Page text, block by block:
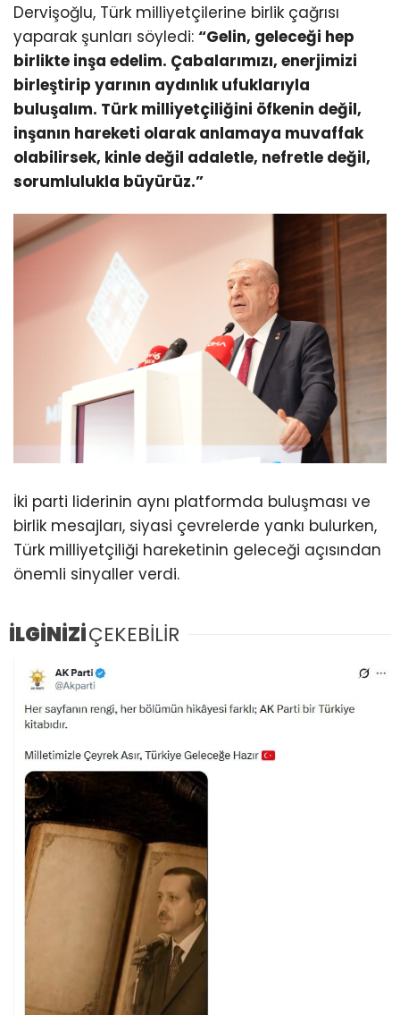
Dervişoğlu, Türk milliyetçilerine birlik çağrısı
yaparak şunları söyledi: “Gelin, geleceği hep
birlikte inşa edelim. Çabalarımızı, enerjimizi
birleştirip yarının aydınlık ufuklarıyla
buluşalım. Türk milliyetçiliğini öfkenin değil,
inşanın hareketi olarak anlamaya muvaffak
olabilirsek, kinle değil adaletle, nefretle değil,
sorumlulukla büyürüz.”
İki parti liderinin aynı platformda buluşması ve
birlik mesajları, siyasi çevrelerde yankı bulurken,
Türk milliyetçiliği hareketinin geleceği açısından
önemli sinyaller verdi.
İLGİNİZİÇEKEBİLİR